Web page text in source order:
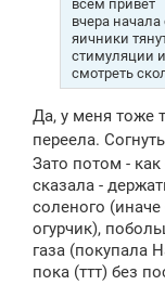
всем привет
вчера
яичники
стимуляции
смотреть
Да, у меня тоже
переела.
Зато потом - как
сказала -
соленого
огурчик),
газа (покупала
пока (ттт) без